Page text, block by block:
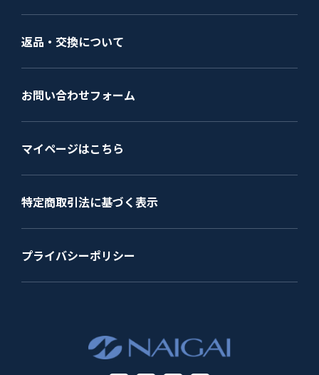
返品・交換について
お問い合わせフォーム
マイページはこちら
特定商取引法に基づく表示
プライバシーポリシー